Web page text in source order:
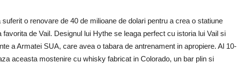
o renovare de 40 de milioane de dolari pentru a crea o statiune
de Vail. Designul lui Hythe se leaga perfect cu istoria lui Vail si
a Armatei SUA, care avea o tabara de antrenament in apropiere. Al 10-
aceasta mostenire cu whisky fabricat in Colorado, un bar plin si